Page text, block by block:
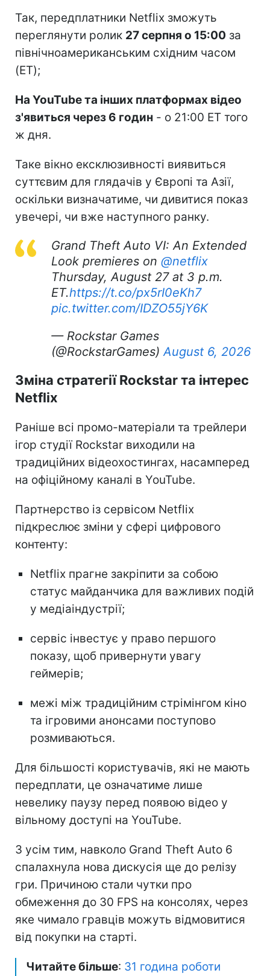
Так, передплатники Netflix зможуть
переглянути ролик 27 серпня о 15:00 за
північноамериканським східним часом
(ET);
На YouTube та інших платформах відео
з'явиться через 6 годин - о 21:00 ET того
ж дня.
Таке вікно ексклюзивності виявиться
суттєвим для глядачів у Європі та Азії,
оскільки визначатиме, чи дивитися показ
увечері, чи вже наступного ранку.
Grand Theft Auto VI: An Extended
Look premieres on @netflix
Thursday, August 27 at 3 p.m.
ET.https://t.co/px5rI0eKh7
pic.twitter.com/IDZO55jY6K
— Rockstar Games
(@RockstarGames) August 6, 2026
Зміна стратегії Rockstar та інтерес
Netflix
Раніше всі промо-матеріали та трейлери
ігор студії Rockstar виходили на
традиційних відеохостингах, насамперед
на офіційному каналі в YouTube.
Партнерство із сервісом Netflix
підкреслює зміни у сфері цифрового
контенту:
Netflix прагне закріпити за собою
статус майданчика для важливих подій
у медіаіндустрії;
сервіс інвестує у право першого
показу, щоб привернути увагу
геймерів;
межі між традиційним стрімінгом кіно
та ігровими анонсами поступово
розмиваються.
Для більшості користувачів, які не мають
передплати, це означатиме лише
невелику паузу перед появою відео у
вільному доступі на YouTube.
З усім тим, навколо Grand Theft Auto 6
спалахнула нова дискусія ще до релізу
гри. Причиною стали чутки про
обмеження до 30 FPS на консолях, через
яке чимало гравців можуть відмовитися
від покупки на старті.
Читайте більше: 31 година роботи